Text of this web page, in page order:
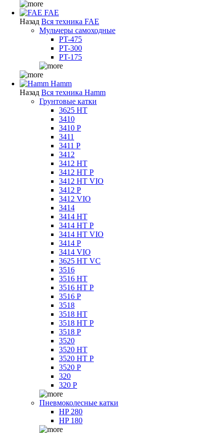
FAE
Назад Вся техника FAE
Мульчеры самоходные
PT-475
PT-300
PT-175
Hamm
Назад Вся техника Hamm
Грунтовые катки
3625 HT
3410
3410 P
3411
3411 P
3412
3412 HT
3412 HT P
3412 HT VIO
3412 P
3412 VIO
3414
3414 HT
3414 HT P
3414 HT VIO
3414 P
3414 VIO
3625 HT VC
3516
3516 HT
3516 HT P
3516 P
3518
3518 HT
3518 HT P
3518 P
3520
3520 HT
3520 HT P
3520 P
320
320 P
Пневмоколесные катки
HP 280
HP 180